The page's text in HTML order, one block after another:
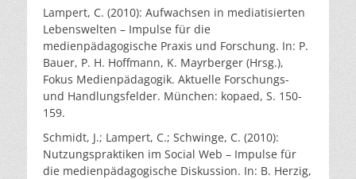
Lampert, C. (2010): Aufwachsen in mediatisierten
Lebenswelten – Impulse für die
medienpädagogische Praxis und Forschung. In: P.
Bauer, P. H. Hoffmann, K. Mayrberger (Hrsg.),
Fokus Medienpädagogik. Aktuelle Forschungs-
und Handlungsfelder. München: kopaed, S. 150-
159.
Schmidt, J.; Lampert, C.; Schwinge, C. (2010):
Nutzungspraktiken im Social Web – Impulse für
die medienpädagogische Diskussion. In: B. Herzig,